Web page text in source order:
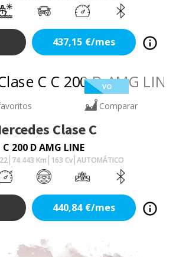
437,15 €/mes
VO
Comparar
Clase C
C 200 D AMG LINE
74.443 Km 163 Cv AUTOMÁTICO
440,84 €/mes